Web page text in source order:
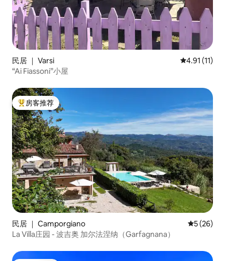
民居 ｜ Varsi 平均评分
4.91 (11)
“Ai Fiassoni”小屋
热门「房客推荐」
房客推荐
民居 ｜ Camporgiano 平均评分
5 (26)
La Villa庄园 - 波吉奥 加尔法涅纳（Garfagnana）